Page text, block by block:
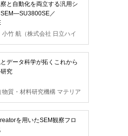
と自動化を両立する汎用シ
SEM―SU3800SE／
小竹 航（株式会社 日立ハイ
データ科学が拓くこれから
究
物質・材料研究機構 マテリア
ンター）
を用いたSEM観察フロ